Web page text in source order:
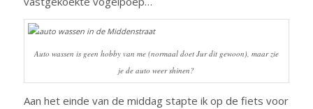
Auto wassen is geen hobby van me (normaal doet Jur dit gewoon), maar zie
je de auto weer shinen?
Aan het einde van de middag stapte ik op de fiets voor